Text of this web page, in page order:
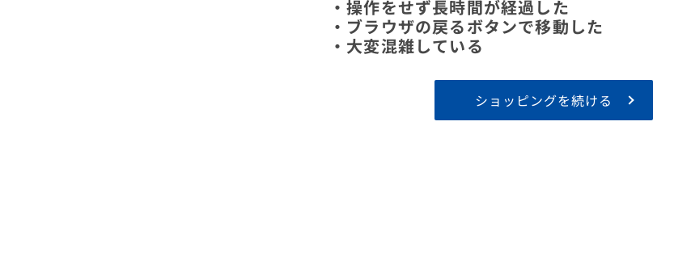
・操作をせず長時間が経過した
・ブラウザの戻るボタンで移動した
・大変混雑している
ショッピングを続ける